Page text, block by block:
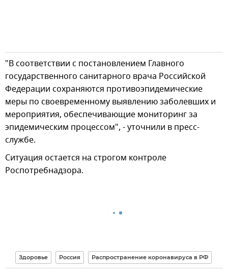
"В соответствии с постановлением Главного
государственного санитарного врача Российской
Федерации сохраняются противоэпидемические
меры по своевременному выявлению заболевших и
мероприятия, обеспечивающие мониторинг за
эпидемическим процессом", - уточнили в пресс-
службе.
Ситуация остается на строгом контроле
Роспотребнадзора.
Здоровье Россия Распространение коронавируса в РФ